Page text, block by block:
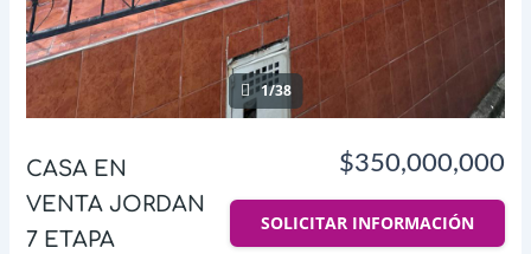
1/38
CASA EN
VENTA JORDAN
7 ETAPA
$350,000,000
SOLICITAR INFORMACIÓN